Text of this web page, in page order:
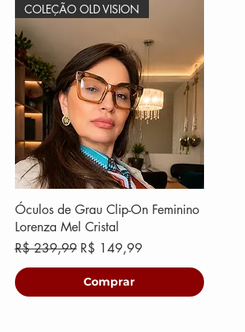
COLEÇÃO OLD VISION
Óculos de Grau Clip-On Feminino
Lorenza Mel Cristal
Preço normal
R$ 239,99 Preço promocional
R$ 149,99
Comprar